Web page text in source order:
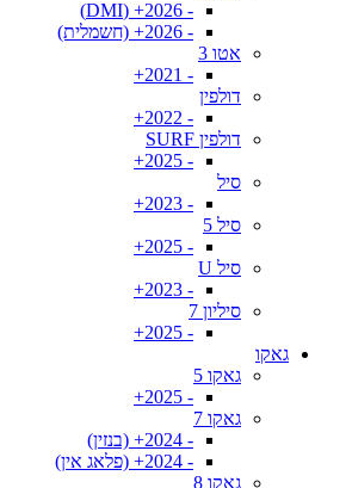
- 2026+ (DMI)
- 2026+ (חשמלית)
אטו 3
- 2021+
דולפין
- 2022+
דולפין SURF
- 2025+
סיל
- 2023+
סיל 5
- 2025+
סיל U
- 2023+
סיליון 7
- 2025+
גאקו
גאקו 5
- 2025+
גאקו 7
- 2024+ (בנזין)
- 2024+ (פלאג אין)
גאקו 8